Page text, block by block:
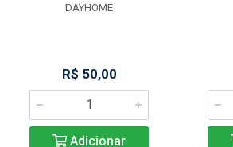
DAYHOME
R$ 50,00
Adicionar